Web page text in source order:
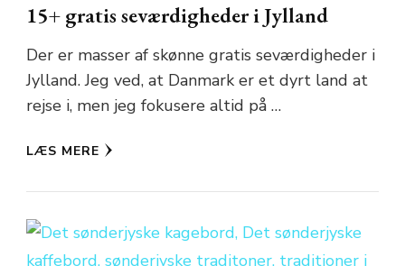
15+ gratis seværdigheder i Jylland
Der er masser af skønne gratis seværdigheder i
Jylland. Jeg ved, at Danmark er et dyrt land at
rejse i, men jeg fokusere altid på …
LÆS MERE